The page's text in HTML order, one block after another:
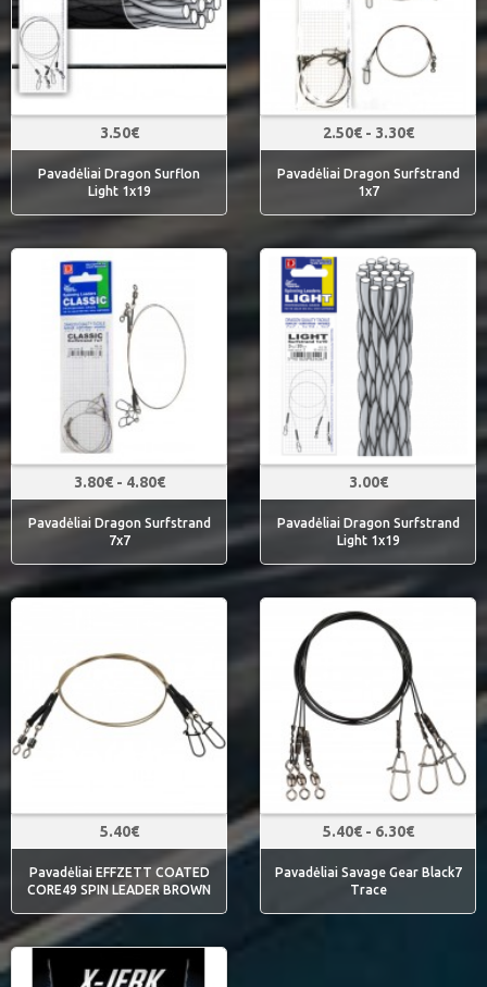
3.50€
Pavadėliai Dragon Surflon
Light 1x19
2.50€ - 3.30€
Pavadėliai Dragon Surfstrand
1x7
3.80€ - 4.80€
Pavadėliai Dragon Surfstrand
7x7
3.00€
Pavadėliai Dragon Surfstrand
Light 1x19
5.40€
Pavadėliai EFFZETT COATED
CORE49 SPIN LEADER BROWN
5.40€ - 6.30€
Pavadėliai Savage Gear Black7
Trace